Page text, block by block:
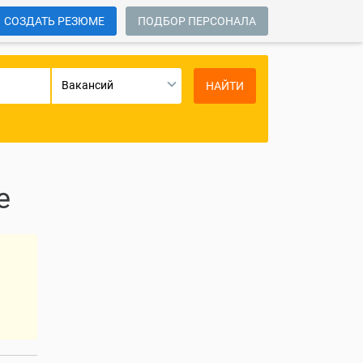
СОЗДАТЬ РЕЗЮМЕ ПОДБОР ПЕРСОНАЛА
Вакансий НАЙТИ